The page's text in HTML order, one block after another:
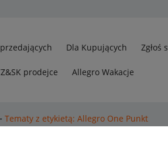
Dla Kupujących Zgłoś
prodejce Allegro Wakacje
Tematy z etykietą: Allegro One Punkt